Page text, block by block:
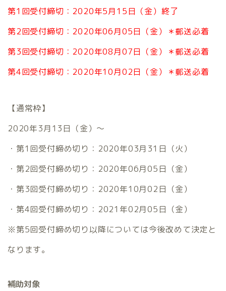
第1回受付締切：2020年5月15日（金）終了
第2回受付締切：2020年06月05日（金）＊郵送必着
第3回受付締切：2020年08月07日（金）＊郵送必着
第4回受付締切：2020年10月02日（金）＊郵送必着
【通常枠】
2020年3月13日（金）～
・第1回受付締め切り：2020年03月31日（火）
・第2回受付締め切り：2020年06月05日（金）
・第3回受付締め切り：2020年10月02日（金）
・第4回受付締め切り：2021年02月05日（金）
※第5回受付締め切り以降については今後改めて決定と
なります。
補助対象